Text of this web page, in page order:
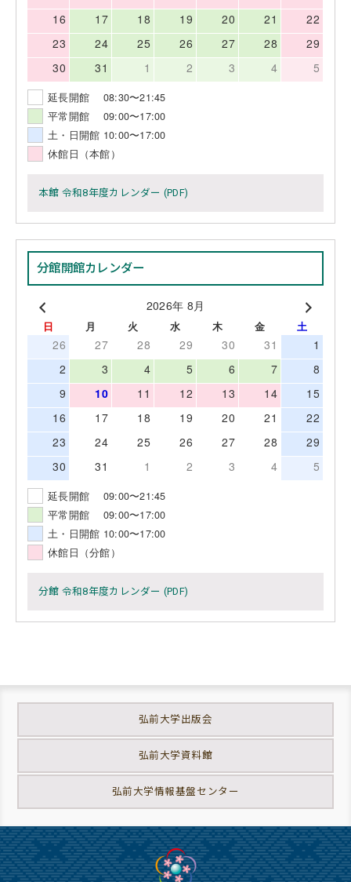
16
17 18 19 20 21
22
23
24 25 26 27 28
29
30
31 1 2 3 4 5
延長開館 08:30〜21:45
平常開館 09:00〜17:00
土・日開館 10:00〜17:00
休館日（本館）
本館 令和8年度カレンダー (PDF)
分館開館カレンダー
2026年 8月
日 月 火 水 木 金 土
26 27 28 29 30 31
1
2
3 4 5 6 7
8
9
10 11 12 13 14
15
16
17 18 19 20 21
22
23
24 25 26 27 28
29
30
31 1 2 3 4 5
延長開館 09:00〜21:45
平常開館 09:00〜17:00
土・日開館 10:00〜17:00
休館日（分館）
分館 令和8年度カレンダー (PDF)
弘前大学出版会
弘前大学資料館
弘前大学情報基盤センター